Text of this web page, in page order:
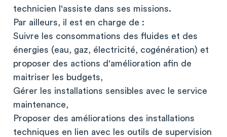
technicien l'assiste dans ses missions.
Par ailleurs, il est en charge de :
Suivre les consommations des fluides et des
énergies (eau, gaz, électricité, cogénération) et
proposer des actions d'amélioration afin de
maitriser les budgets,
Gérer les installations sensibles avec le service
maintenance,
Proposer des améliorations des installations
techniques en lien avec les outils de supervision